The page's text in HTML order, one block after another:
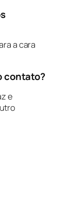
a cara
contato?
e